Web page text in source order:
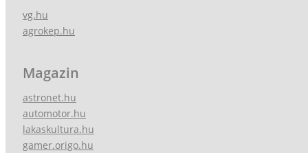
vg.hu
agrokep.hu
Magazin
astronet.hu
automotor.hu
lakaskultura.hu
gamer.origo.hu